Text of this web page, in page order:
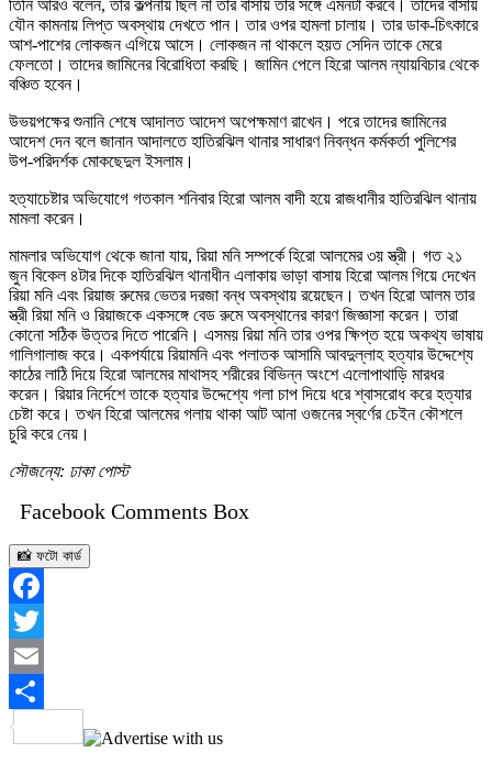
তিনি আরও বলেন, তার কল্পনায় ছিল না তার বাসায় তার সঙ্গে এমনটা করবে। তাদের বাসায়
যৌন কামনায় লিপ্ত অবস্থায় দেখতে পান। তার ওপর হামলা চালায়। তার ডাক-চিৎকারে
আশ-পাশের লোকজন এগিয়ে আসে। লোকজন না থাকলে হয়ত সেদিন তাকে মেরে
ফেলতো। তাদের জামিনের বিরোধিতা করছি। জামিন পেলে হিরো আলম ন্যায়বিচার থেকে
বঞ্চিত হবেন।
উভয়পক্ষের শুনানি শেষে আদালত আদেশ অপেক্ষমাণ রাখেন। পরে তাদের জামিনের
আদেশ দেন বলে জানান আদালতে হাতিরঝিল থানার সাধারণ নিবন্ধন কর্মকর্তা পুলিশের
উপ-পরিদর্শক মোকছেদুল ইসলাম।
হত্যাচেষ্টার অভিযোগে গতকাল শনিবার হিরো আলম বাদী হয়ে রাজধানীর হাতিরঝিল থানায়
মামলা করেন।
মামলার অভিযোগ থেকে জানা যায়, রিয়া মনি সম্পর্কে হিরো আলমের ৩য় স্ত্রী। গত ২১
জুন বিকেল ৪টার দিকে হাতিরঝিল থানাধীন এলাকায় ভাড়া বাসায় হিরো আলম গিয়ে দেখেন
রিয়া মনি এবং রিয়াজ রুমের ভেতর দরজা বন্ধ অবস্থায় রয়েছেন। তখন হিরো আলম তার
স্ত্রী রিয়া মনি ও রিয়াজকে একসঙ্গে বেড রুমে অবস্থানের কারণ জিজ্ঞাসা করেন। তারা
কোনো সঠিক উত্তর দিতে পারেনি। এসময় রিয়া মনি তার ওপর ক্ষিপ্ত হয়ে অকথ্য ভাষায়
গালিগালাজ করে। একপর্যায়ে রিয়ামনি এবং পলাতক আসামি আবদুল্লাহ হত্যার উদ্দেশ্যে
কাঠের লাঠি দিয়ে হিরো আলমের মাথাসহ শরীরের বিভিন্ন অংশে এলোপাথাড়ি মারধর
করেন। রিয়ার নির্দেশে তাকে হত্যার উদ্দেশ্যে গলা চাপ দিয়ে ধরে শ্বাসরোধ করে হত্যার
চেষ্টা করে। তখন হিরো আলমের গলায় থাকা আট আনা ওজনের স্বর্ণের চেইন কৌশলে
চুরি করে নেয়।
সৌজন্যে: ঢাকা পোস্ট
Facebook Comments Box
📸 ফটো কার্ড
Facebook
Twitter
Email
Share